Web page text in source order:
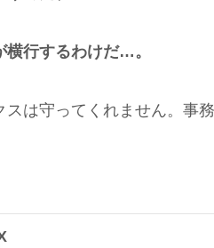
横行するわけだ…。
は守ってくれません。事